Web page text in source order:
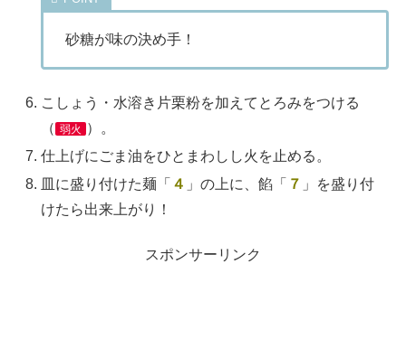
砂糖が味の決め手！
こしょう・水溶き片栗粉を加えてとろみをつける
（ 弱火
）。
仕上げにごま油をひとまわしし火を止める。
皿に盛り付けた麺「 ４ 」の上に、餡「 ７ 」を盛り付
けたら出来上がり！
スポンサーリンク